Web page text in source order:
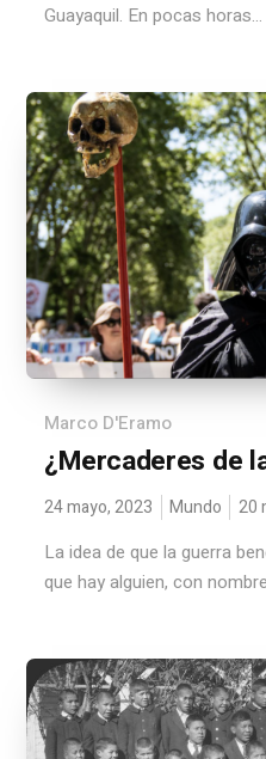
Guayaquil. En pocas horas...
Marco D'Eramo
¿Mercaderes de
24 mayo, 2023 Mundo 20
La idea de que la guerra
que hay alguien, con